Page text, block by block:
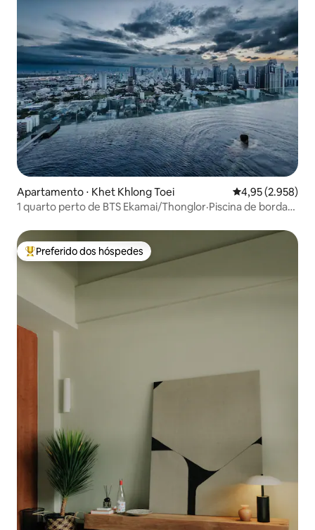
Apartamento ⋅ Khet Khlong Toei 4,95 de uma
4,95 (2.958)
1 quarto perto de BTS Ekamai/Thonglor·Piscina de borda
Entre os melhores preferidos dos hóspedes
Preferido dos hóspedes